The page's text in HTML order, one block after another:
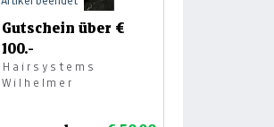
Gutschein über €
100.-
Hairsystems
Wilhelmer